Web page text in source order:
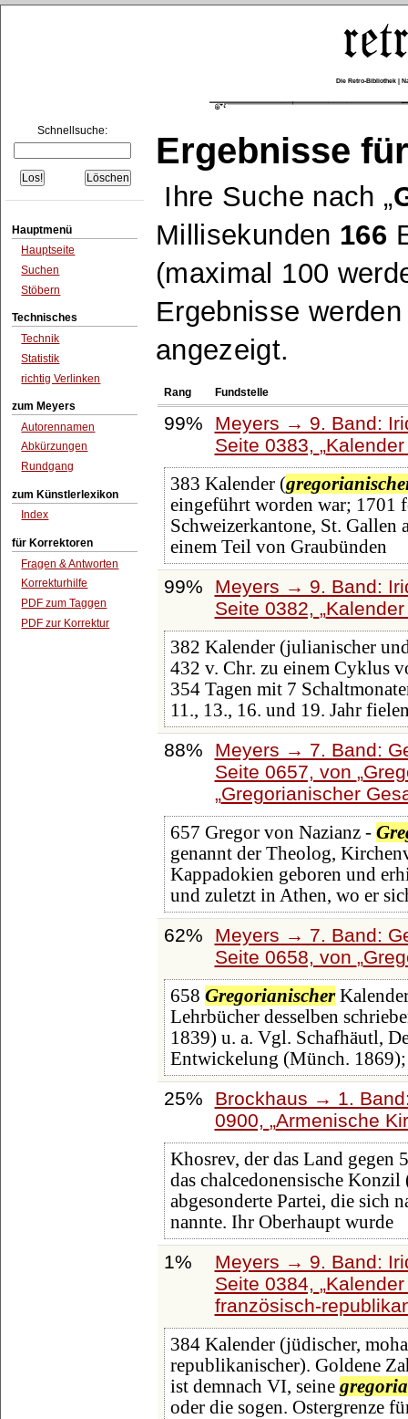
Die Retro-Bibliothek |
Schnellsuche:
Hauptmenü
Hauptseite
Suchen
Stöbern
Technisches
Technik
Statistik
richtig Verlinken
zum Meyers
Autorennamen
Abkürzungen
Rundgang
zum Künstlerlexikon
Index
für Korrektoren
Fragen & Antworten
Korrekturhilfe
PDF zum Taggen
PDF zur Korrektur
Ergebnisse
Ihre Suche nach
Millisekunden 166
(maximal 100
Ergebnisse
angezeigt.
Rang Fundstelle
99%
Meyers → 9. Band:
Seite 0383,
383 Kalender (
eingeführt worden war; 1701
Schweizerkantone, St. Gallen
einem Teil von Graubünden
99%
Meyers → 9. Band:
Seite 0382,
382 Kalender (julianischer
432 v. Chr. zu einem Cyklus
354 Tagen mit 7
11., 13., 16. und 19. Jahr
88%
Meyers → 7. Band:
Seite 0657, von
Gregorianischer
657 Gregor von Nazianz -
genannt der Theolog,
Kappadokien geboren und
und zuletzt in Athen, wo er
62%
Meyers → 7. Band:
Seite 0658, von
658 Gregorianischer
Lehrbücher desselben
1839) u. a. Vgl. Schafhäutl,
Entwickelung (Münch.
25%
Brockhaus → 1.
0900,
Armenische
Khosrev, der das Land gegen
das chalcedonensische
abgesonderte Partei, die sich
nannte. Ihr Oberhaupt wurde
1%
Meyers → 9. Band:
Seite 0384,
französisch-
384 Kalender (jüdischer,
republikanischer). Goldene
ist demnach VI, seine
oder die sogen. Ostergrenze